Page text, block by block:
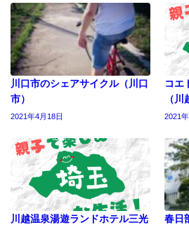
川口市のシェアサイクル（川口
市）
2021年4月18日
コエ
（川
2021
川越温泉湯遊ランドホテル三光
春日